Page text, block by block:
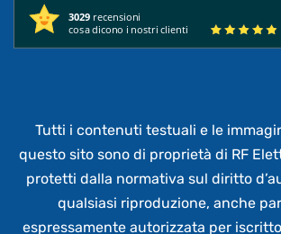
3029 recensioni
cosa dicono i nostri clienti
Tutti i contenuti testuali e le
questo sito sono di proprietà di RF
protetti dalla normativa sul diritto
qualsiasi riproduzione, anche
espressamente autorizzata per